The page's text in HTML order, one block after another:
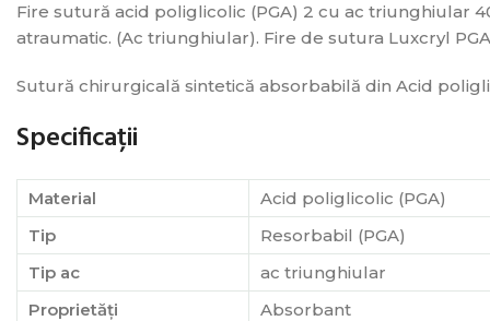
Fire sutură acid poliglicolic (PGA) 2 cu ac triunghiular
atraumatic. (Ac triunghiular). Fire de sutura Luxcryl
Sutură chirurgicală sintetică absorbabilă din Acid
Specificații
Material
Acid poliglicolic (PGA)
Tip
Resorbabil (PGA)
Tip ac
ac triunghiular
Proprietăți
Absorbant